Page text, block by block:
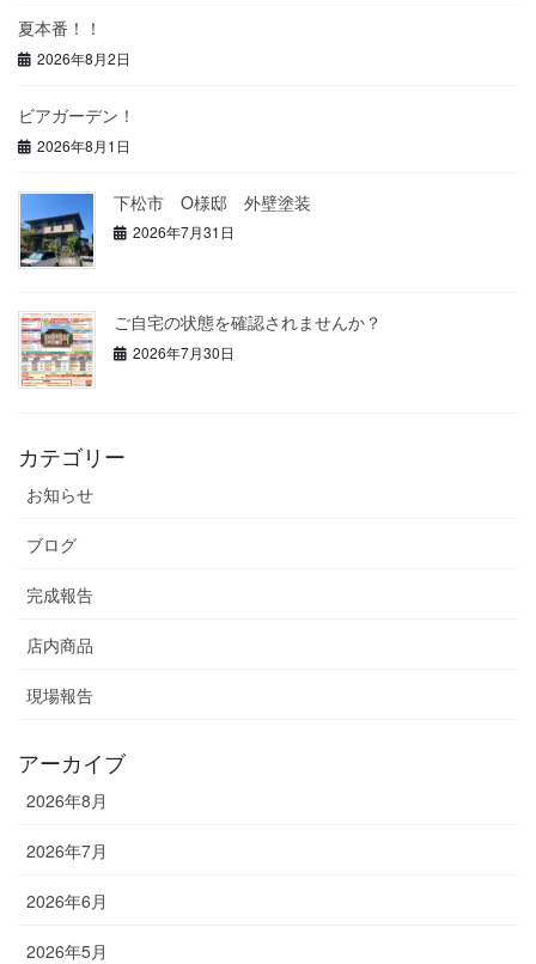
夏本番！！
2026年8月2日
ビアガーデン！
2026年8月1日
下松市 O様邸 外壁塗装
2026年7月31日
ご自宅の状態を確認されませんか？
2026年7月30日
カテゴリー
お知らせ
ブログ
完成報告
店内商品
現場報告
アーカイブ
2026年8月
2026年7月
2026年6月
2026年5月